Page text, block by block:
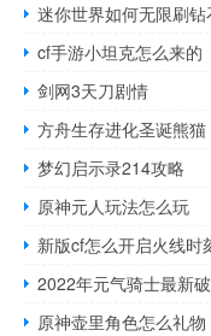
迷你世界如何无限刷钻
cf手游小坦克怎么来的
剑网3天刀剧情
方舟生存进化圣诞熊猫
梦幻启示录214攻略
原神元人玩法怎么玩
新版cf怎么开启火线时
2022年元气骑士最新
原神壶里角色怎么礼物